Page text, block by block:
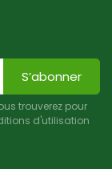
S’abonner
trouverez pour
d'utilisation